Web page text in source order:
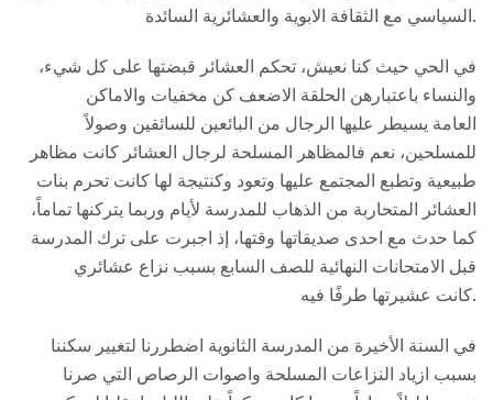
السياسي مع الثقافة الابوية والعشائرية السائدة.
في الحي حيث كنا نعيش، تحكم العشائر قبضتها على كل شيء،
والنساء باعتبارهن الحلقة الاضعف كن مخفيات والاماكن
العامة يسيطر عليها الرجال من البائعين للسائقين وصولاً
للمسلحين، نعم فالمظاهر المسلحة لرجال العشائر كانت مظاهر
طبيعية وتطبع المجتمع عليها وتعود وكنتيجة لها كانت تحرم بنات
العشائر المتحاربة من الذهاب للمدرسة لأيام وربما يتركنها تماماً،
كما حدث مع احدى صديقاتها وقتها، إذ اجبرت على ترك المدرسة
قبل الامتحانات النهائية للصف السابع بسبب نزاع عشائري
كانت عشيرتها طرفًا فيه.
في السنة الأخيرة من المدرسة الثانوية اضطررنا لتغيير سكننا
بسبب ازياد النزاعات المسلحة واصوات الرصاص التي صرنا